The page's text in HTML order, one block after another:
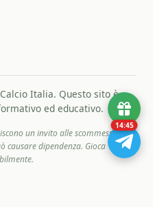
Italia. Questo sito è
ed educativo.
un invito alle scommesse. Il
causare dipendenza. Gioca
14:44